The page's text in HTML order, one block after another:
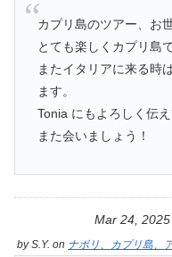
カプリ島のツアー、お
とても楽しくカプリ島
またイタリアに来る時
ます。
Tonia にもよろしく伝え
また会いましょう！
Mar 24, 2025
byS.Y. on ナポリ、カプリ島、